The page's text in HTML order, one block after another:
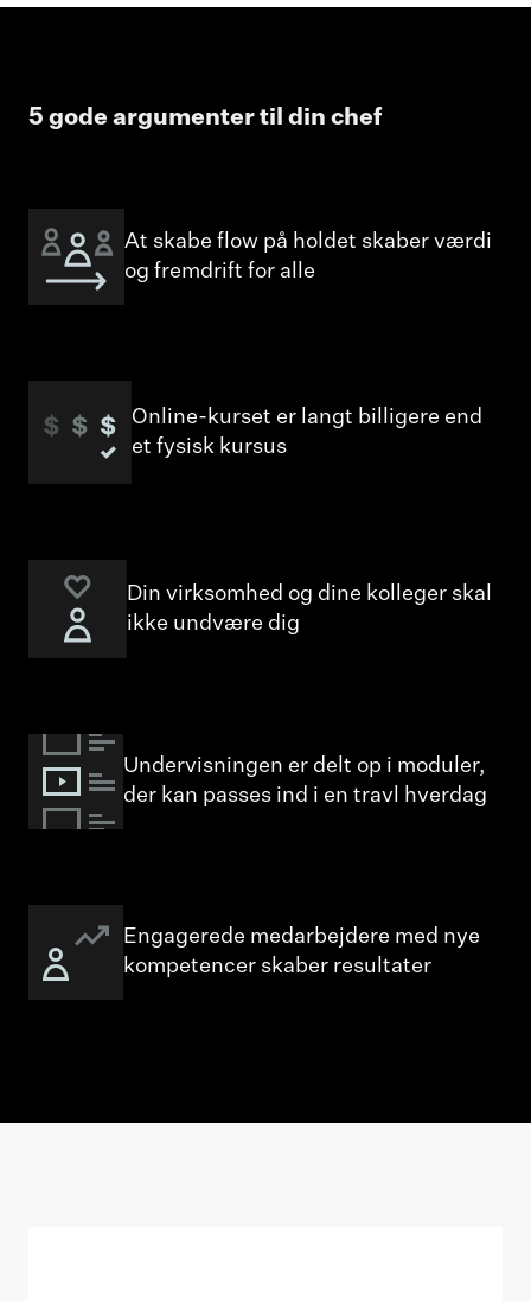
5 gode argumenter til din chef
At skabe flow på holdet skaber værdi
og fremdrift for alle
Online-kurset er langt billigere end
et fysisk kursus
Din virksomhed og dine kolleger skal
ikke undvære dig
Undervisningen er delt op i moduler,
der kan passes ind i en travl hverdag
Engagerede medarbejdere med nye
kompetencer skaber resultater